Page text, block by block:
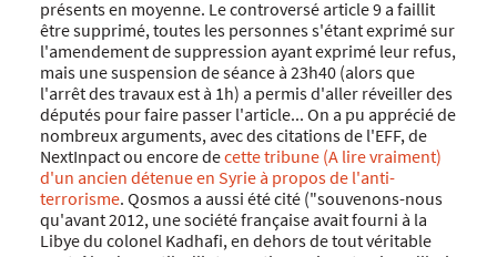
présents en moyenne. Le controversé article 9 a faillit
être supprimé, toutes les personnes s'étant exprimé sur
l'amendement de suppression ayant exprimé leur refus,
mais une suspension de séance à 23h40 (alors que
l'arrêt des travaux est à 1h) a permis d'aller réveiller des
députés pour faire passer l'article... On a pu apprécié de
nombreux arguments, avec des citations de l'EFF, de
NextInpact ou encore decette tribune (A lire vraiment)
d'un ancien détenue en Syrie à propos de l'anti-
terrorisme. Qosmos a aussi été cité ("souvenons-nous
qu'avant 2012, une société française avait fourni à la
Libye du colonel Kadhafi, en dehors de tout véritable